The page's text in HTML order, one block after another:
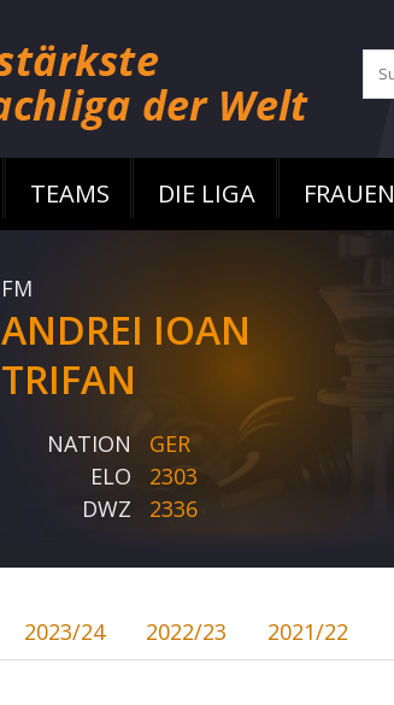
TEAMS DIE LIGA FRAUEN
FM
ANDREI IOAN
TRIFAN
NATION
GER
ELO
2303
DWZ
2336
2023/24 2022/23
2021/22